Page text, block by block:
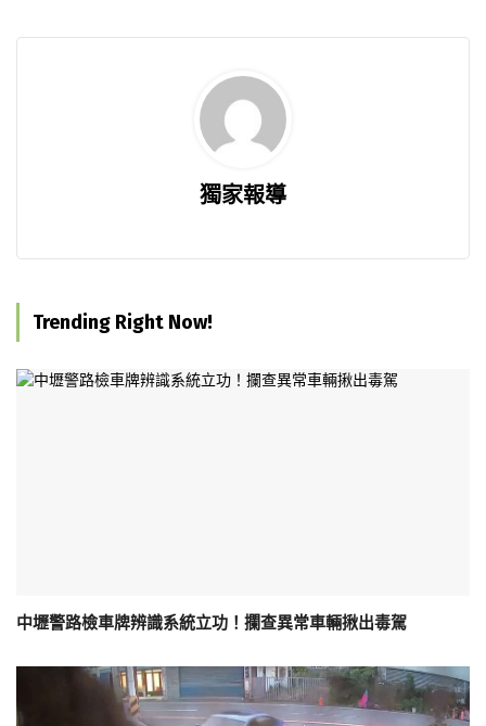
獨家報導
Trending Right Now!
中壢警路檢車牌辨識系統立功！攔查異常車輛揪出毒駕